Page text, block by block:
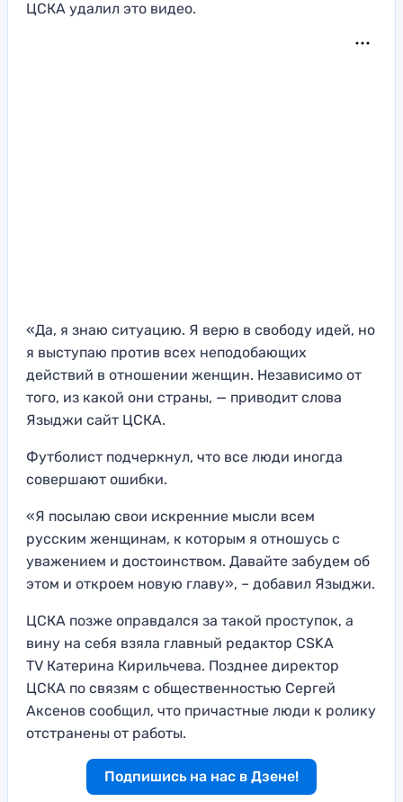
ЦСКА удалил это видео.
«Да, я знаю ситуацию. Я верю в свободу идей, но
я выступаю против всех неподобающих
действий в отношении женщин. Независимо от
того, из какой они страны, — приводит слова
Языджи сайт ЦСКА.
Футболист подчеркнул, что все люди иногда
совершают ошибки.
«Я посылаю свои искренние мысли всем
русским женщинам, к которым я отношусь с
уважением и достоинством. Давайте забудем об
этом и откроем новую главу», – добавил Языджи.
ЦСКА позже оправдался за такой проступок, а
вину на себя взяла главный редактор CSKA
TV Катерина Кирильчева. Позднее директор
ЦСКА по связям с общественностью Сергей
Аксенов сообщил, что причастные люди к ролику
отстранены от работы.
Подпишись на нас в Дзене!